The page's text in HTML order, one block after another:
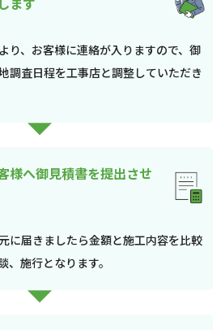
り、お客様に連絡が入りますので、御
調査日程を工事店と調整していただき
様へ御見積書を提出させ
に届きましたら金額と施工内容を比較
、施行となります。